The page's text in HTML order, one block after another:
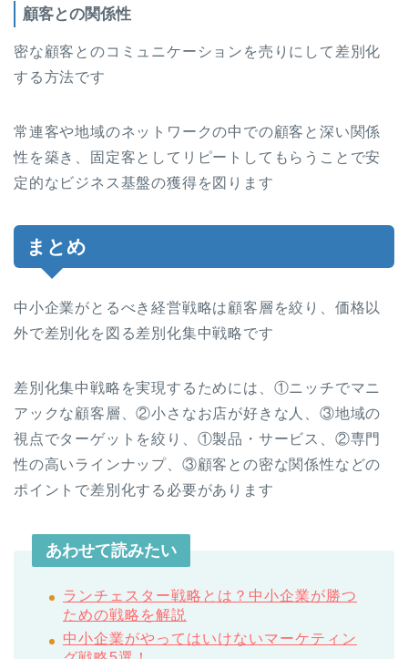
顧客との関係性
密な顧客とのコミュニケーションを売りにして差別化
する方法です
常連客や地域のネットワークの中での顧客と深い関係
性を築き、固定客としてリピートしてもらうことで安
定的なビジネス基盤の獲得を図ります
まとめ
中小企業がとるべき経営戦略は顧客層を絞り、価格以
外で差別化を図る差別化集中戦略です
差別化集中戦略を実現するためには、①ニッチでマニ
アックな顧客層、②小さなお店が好きな人、③地域の
視点でターゲットを絞り、①製品・サービス、②専門
性の高いラインナップ、③顧客との密な関係性などの
ポイントで差別化する必要があります
あわせて読みたい
ランチェスター戦略とは？中小企業が勝つ
ための戦略を解説
中小企業がやってはいけないマーケティン